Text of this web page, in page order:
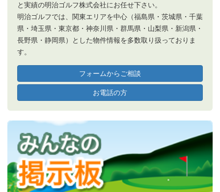
と実績の明治ゴルフ株式会社にお任せ下さい。
明治ゴルフでは、関東エリアを中心（福島県・茨城県・千葉
県・埼玉県・東京都・神奈川県・群馬県・山梨県・新潟県・
長野県・静岡県）とした物件情報を多数取り扱っておりま
す。
フォームからご相談
お電話の方